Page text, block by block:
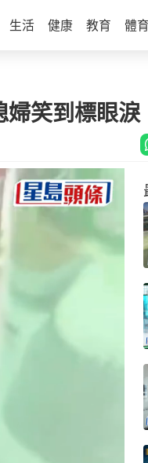
生活 健康 教育 體育
笑到標眼淚